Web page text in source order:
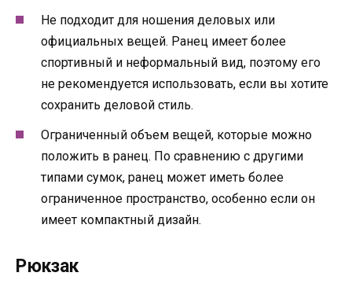
Не подходит для ношения деловых или
официальных вещей. Ранец имеет более
спортивный и неформальный вид, поэтому его
не рекомендуется использовать, если вы хотите
сохранить деловой стиль.
Ограниченный объем вещей, которые можно
положить в ранец. По сравнению с другими
типами сумок, ранец может иметь более
ограниченное пространство, особенно если он
имеет компактный дизайн.
Рюкзак